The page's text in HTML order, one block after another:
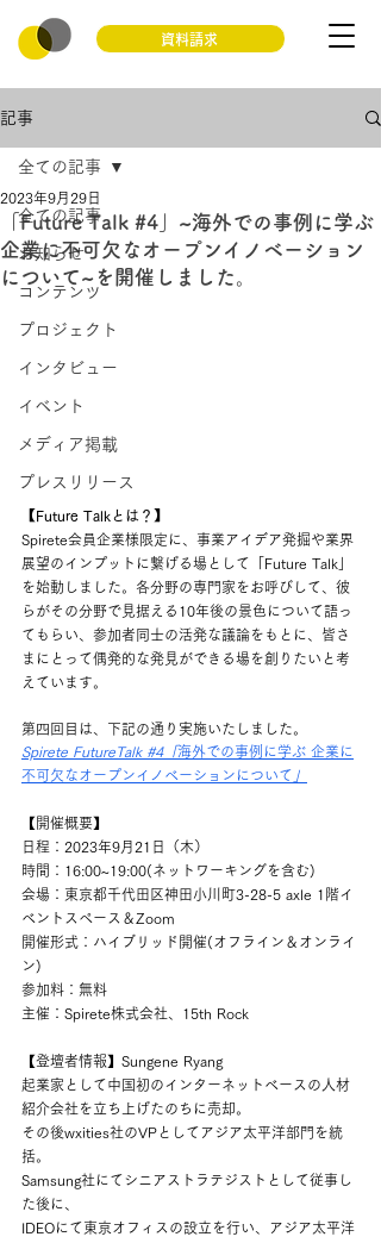
資料請求
記事
全ての記事
お知らせ
コンテンツ
プロジェクト
インタビュー
イベント
メディア掲載
プレスリリース
全ての記事
「Future Talk #4」~海外での事例に学ぶ
企業に不可欠なオープンイノベーション
について~を開催しました。
2023年9月29日
【Future Talkとは？】
Spirete会員企業様限定に、事業アイデア発掘や業界
展望のインプットに繋げる場として「Future Talk」
を始動しました。各分野の専門家をお呼びして、彼
らがその分野で見据える10年後の景色について語っ
てもらい、参加者同士の活発な議論をもとに、皆さ
まにとって偶発的な発見ができる場を創りたいと考
えています。
第四回目は、下記の通り実施いたしました。
Spirete FutureTalk #4「海外での事例に学ぶ 企業に
不可欠なオープンイノベーションについて 」
【開催概要】
日程：2023年9月21日（木）
時間：16:00~19:00(ネットワーキングを含む)
会場：東京都千代田区神田小川町3-28-5 axle 1階イ
ベントスペース＆Zoom
開催形式：ハイブリッド開催(オフライン＆オンライ
ン)
参加料：無料
主催：Spirete株式会社、15th Rock
【登壇者情報】Sungene Ryang
起業家として中国初のインターネットベースの人材
紹介会社を立ち上げたのちに売却。
その後wxities社のVPとしてアジア太平洋部門を統
括。
Samsung社にてシニアストラテジストとして従事し
た後に、
IDEOにて東京オフィスの設立を行い、アジア太平洋